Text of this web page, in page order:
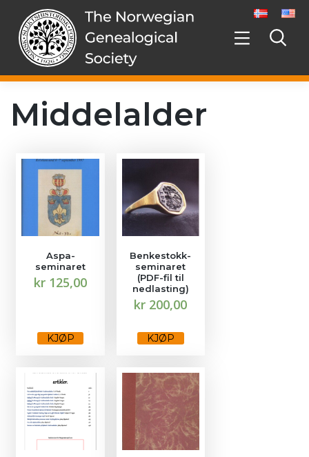
content
Middelalder
Aspa-
seminaret
kr 125,00
KJØPmultiple
options
may
be
chosen
on
the
product
Benkestokk-
seminaret
(PDF-fil til
nedlasting)
kr 200,00
KJØP